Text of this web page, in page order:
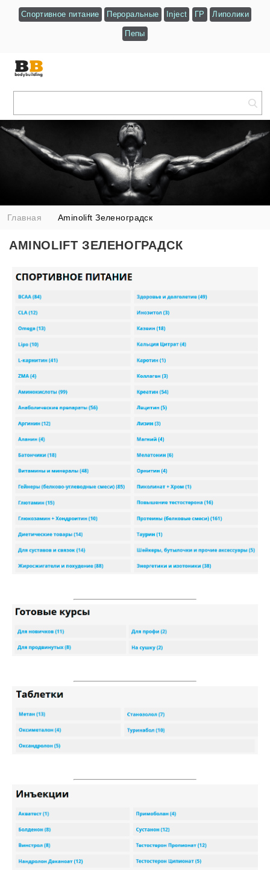
Спортивное питание Пероральные Inject ГР Липолики
Пепы
Главная Aminolift Зеленоградск
AMINOLIFT ЗЕЛЕНОГРАДСК